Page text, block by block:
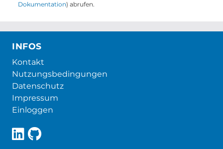
Dokumentation) abrufen.
INFOS
Kontakt
Nutzungsbedingungen
Datenschutz
Impressum
Einloggen